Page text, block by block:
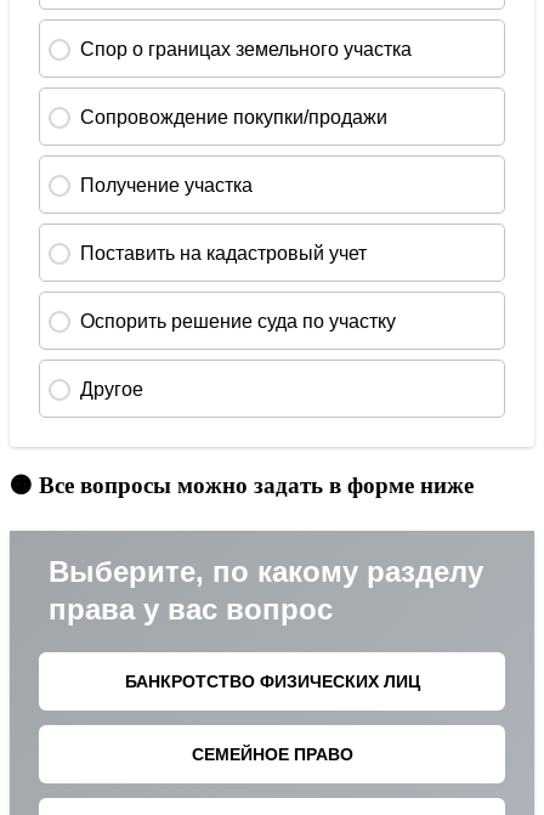
🟠 Все вопросы можно задать в форме ниже